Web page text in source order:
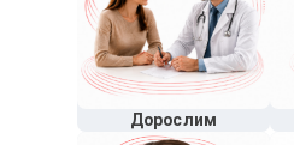
Дорослим